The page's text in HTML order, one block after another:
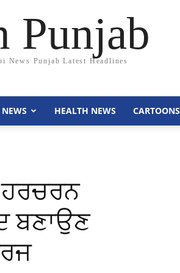
Punjab
News Punjab Latest Headlines
HEALTH NEWS CARTOONS
ਹਰਚਰਨ
ਬਣਾਉਣ